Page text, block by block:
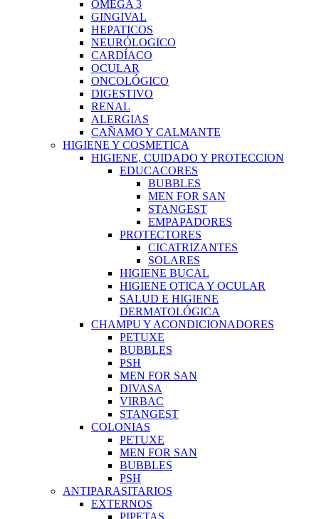
OMEGA 3
GINGIVAL
HEPATICOS
NEURÓLOGICO
CARDÍACO
OCULAR
ONCOLÓGICO
DIGESTIVO
RENAL
ALERGIAS
CAÑAMO Y CALMANTE
HIGIENE Y COSMETICA
HIGIENE, CUIDADO Y PROTECCION
EDUCACORES
BUBBLES
MEN FOR SAN
STANGEST
EMPAPADORES
PROTECTORES
CICATRIZANTES
SOLARES
HIGIENE BUCAL
HIGIENE OTICA Y OCULAR
SALUD E HIGIENE
DERMATOLÓGICA
CHAMPU Y ACONDICIONADORES
PETUXE
BUBBLES
PSH
MEN FOR SAN
DIVASA
VIRBAC
STANGEST
COLONIAS
PETUXE
MEN FOR SAN
BUBBLES
PSH
ANTIPARASITARIOS
EXTERNOS
PIPETAS